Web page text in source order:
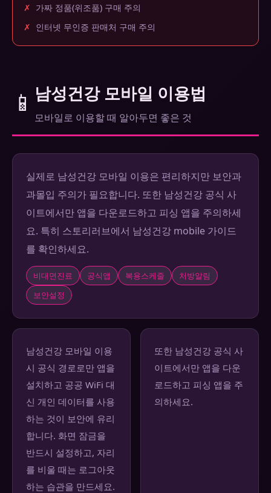
✗ 가짜 정품(위조품) 구매 주의
✗ 인터넷 무인증 판매처 구매 주의
📱 남성건강 모바일 이용법
모바일로 이용할 때 알아두면 좋은 것
실제로 남성건강 모바일 이용은 편리하지만 보안과
과몰입 주의가 필요합니다. 또한 남성건강 공식 사
이트에서만 앱을 다운로드하고 피싱 앱을 주의하세
요. 특히 스토리러브에서 남성건강 mobile 가이드
를 확인하세요.
비대면진료 공식앱 복용스케줄
처방알림
보안설정
남성건강 모바일 이용
시 공식 경로로만 앱을
설치하고 공공 WiFi 대
신 개인 데이터를 사용
하는 것이 보안에 유리
합니다. 화면 잠금을
반드시 설정하고, 자리
를 비울 때는 로그아웃
하는 습관을 만드세요.
또한 남성건강 공식 사
이트에서만 앱을 다운
로드하고 피싱 앱을 주
의하세요.